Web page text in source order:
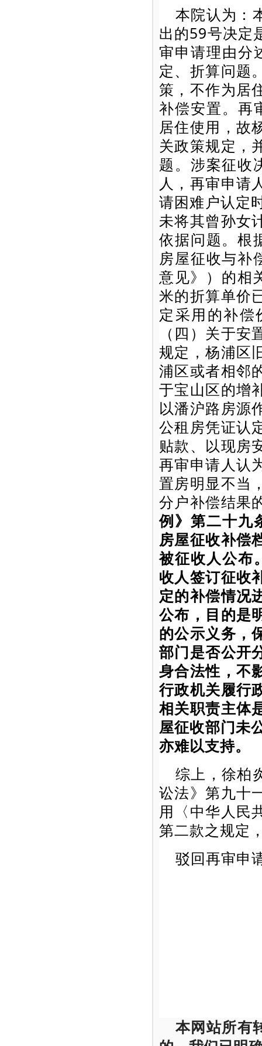
本院认为：
出的59号决定
审申请理由分
定、折算问题
策，不作为居
补偿安置。再
居住使用，故
关政策规定，
题。涉案征收
人，再审申请
请困难户认定
未将其曾孙女
依据问题。根
房屋征收与补
意见》）的相
米的折算单价
定采用的补偿
（四）关于
规定，杨浦区
浦区或者相邻
于宝山区的增
以潘沪路房源
公租房凭证认
贴款、以现房
再审申请人认
置房明显不当
分户补偿结果
例》第二十九
房屋征收补偿
被征收人公布
收人签订征收
定的补偿情况
公布，目的是
的公示义务，
部门是否公开
身合法性，不
行政机关履行
相关职责主体
屋征收部门未
亦难以支持。
综上，徐柏
讼法》第九十
用〈中华人民
第二款之规定
驳回再审申
本网站所有